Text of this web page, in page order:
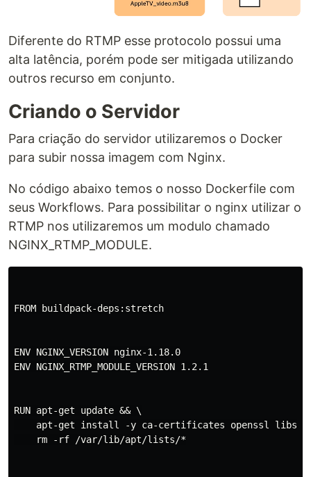
Diferente do RTMP esse protocolo possui uma
alta latência, porém pode ser mitigada utilizando
outros recurso em conjunto.
Criando o Servidor
Para criação do servidor utilizaremos o Docker
para subir nossa imagem com Nginx.
No código abaixo temos o nosso Dockerfile com
seus Workflows. Para possibilitar o nginx utilizar o
RTMP nos utilizaremos um modulo chamado
NGINX_RTMP_MODULE.
FROM buildpack-deps:stretch
ENV NGINX_VERSION nginx-1.18.0
ENV NGINX_RTMP_MODULE_VERSION 1.2.1
RUN apt-get update && \
apt-get install -y ca-certificates openssl
    rm -rf /var/lib/apt/lists/*